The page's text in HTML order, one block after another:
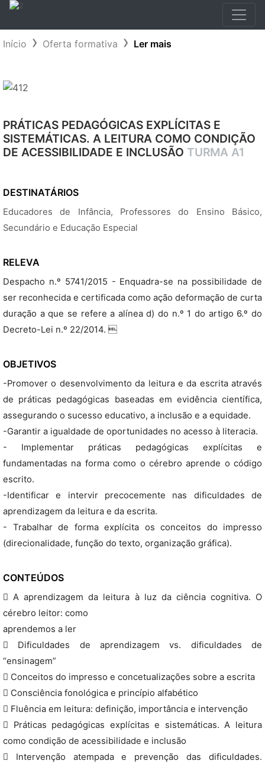
Início Oferta formativa Ler mais
PRÁTICAS PEDAGÓGICAS EXPLÍCITAS E
SISTEMÁTICAS. A LEITURA COMO CONDIÇÃO
DE ACESSIBILIDADE E INCLUSÃO TURMA A1
DESTINATÁRIOS
Educadores de Infância, Professores do Ensino Básico,
Secundário e Educação Especial
RELEVA
Despacho n.º 5741/2015 - Enquadra-se na possibilidade de
ser reconhecida e certificada como ação deformação de curta
duração a que se refere a alínea d) do n.º 1 do artigo 6.º do
Decreto-Lei n.º 22/2014. 
OBJETIVOS
-Promover o desenvolvimento da leitura e da escrita através
de práticas pedagógicas baseadas em evidência científica,
assegurando o sucesso educativo, a inclusão e a equidade.
-Garantir a igualdade de oportunidades no acesso à literacia.
- Implementar práticas pedagógicas explícitas e
fundamentadas na forma como o cérebro aprende o código
escrito.
-Identificar e intervir precocemente nas dificuldades de
aprendizagem da leitura e da escrita.
- Trabalhar de forma explícita os conceitos do impresso
(direcionalidade, função do texto, organização gráfica).
CONTEÚDOS
 A aprendizagem da leitura à luz da ciência cognitiva. O
cérebro leitor: como
aprendemos a ler
 Dificuldades de aprendizagem vs. dificuldades de
“ensinagem”
 Conceitos do impresso e concetualizações sobre a escrita
 Consciência fonológica e princípio alfabético
 Fluência em leitura: definição, importância e intervenção
 Práticas pedagógicas explícitas e sistemáticas. A leitura
como condição de acessibilidade e inclusão
 Intervenção atempada e prevenção das dificuldades.